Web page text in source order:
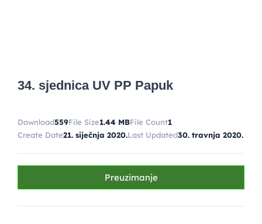
34. sjednica UV PP Papuk
Download559File Size1.44 MBFile Count1
Create Date21. siječnja 2020.Last Updated30. travnja 2020.
Preuzimanje